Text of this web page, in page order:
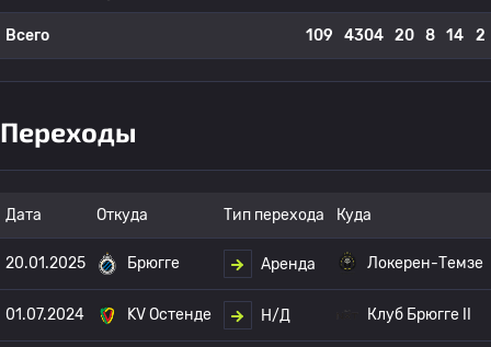
Всего 109 4304 20 8 14 2
Переходы
Дата Откуда Тип перехода Куда
20.01.2025 Брюгге Аренда Локерен-Темзе
01.07.2024 KV Остенде Н/Д Клуб Брюгге II